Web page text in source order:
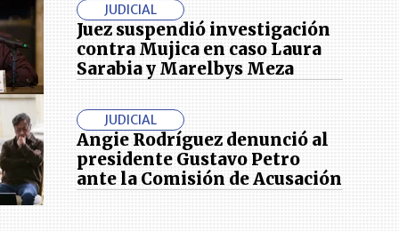
JUDICIAL
Juez suspendió investigación
contra Mujica en caso Laura
Sarabia y Marelbys Meza
JUDICIAL
Angie Rodríguez denunció al
presidente Gustavo Petro
ante la Comisión de Acusación